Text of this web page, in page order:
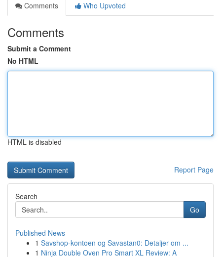
Comments
Who Upvoted
Comments
Submit a Comment
No HTML
HTML is disabled
Report Page
Search
Go
Published News
1 Savshop-kontoen og Savastan0: Detaljer om ...
1 Ninja Double Oven Pro Smart XL Review: A